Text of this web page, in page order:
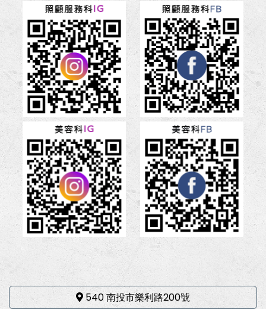
540 南投市樂利路200號